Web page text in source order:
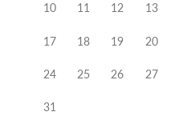
10 11 12 13
17 18 19 20
24 25 26 27
31